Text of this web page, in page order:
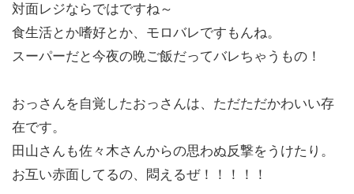
対面レジならではですね～
食生活とか嗜好とか、モロバレですもんね。
スーパーだと今夜の晩ご飯だってバレちゃうもの！
おっさんを自覚したおっさんは、ただただかわいい存
在です。
田山さんも佐々木さんからの思わぬ反撃をうけたり。
お互い赤面してるの、悶えるぜ！！！！！